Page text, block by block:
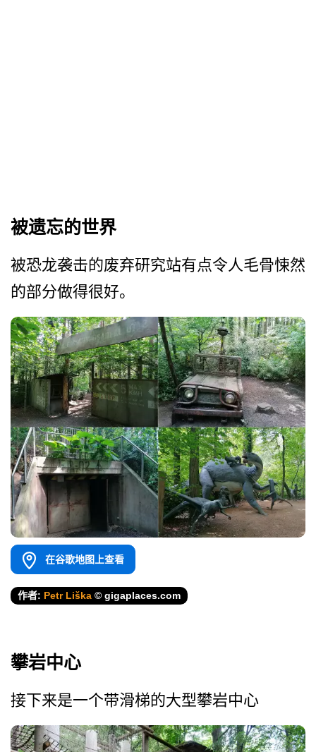
被遗忘的世界
被恐龙袭击的废弃研究站有点­令人毛骨悚然
的部分做得很好。
在谷歌地图上查看
作者: Petr Liška © gigaplaces.com
攀岩中心
接下来是一个带滑梯的大型攀岩中心